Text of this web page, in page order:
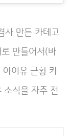
사 만든 카테고
만들어서(바
아이유 근황 카
소식을 자주 전